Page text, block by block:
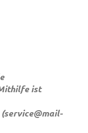
ist
service@mail-